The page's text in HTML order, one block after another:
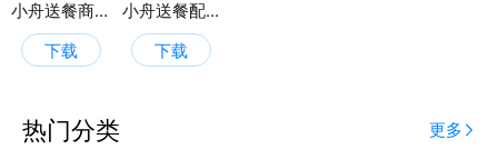
小舟送餐商家端
下载
小舟送餐配送端
下载
热门分类 更多